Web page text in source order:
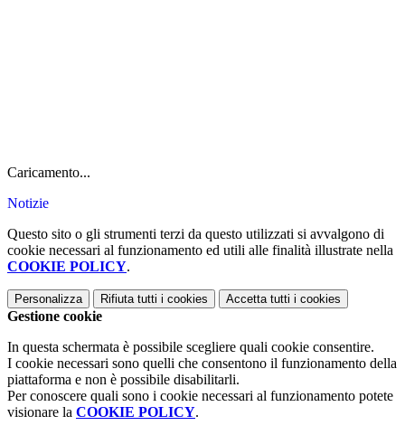
Caricamento...
Notizie
Questo sito o gli strumenti terzi da questo utilizzati si avvalgono di
cookie necessari al funzionamento ed utili alle finalità illustrate nella
COOKIE POLICY.
Personalizza Rifiuta tutti i cookies Accetta tutti i cookies
Gestione cookie
In questa schermata è possibile scegliere quali cookie consentire.
I cookie necessari sono quelli che consentono il funzionamento della
piattaforma e non è possibile disabilitarli.
Per conoscere quali sono i cookie necessari al funzionamento potete
visionare la COOKIE POLICY.